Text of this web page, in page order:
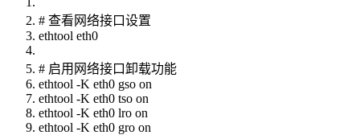
# 查看网络接口设置
ethtool eth0
# 启用网络接口卸载功能
ethtool -K eth0 gso on
ethtool -K eth0 tso on
ethtool -K eth0 lro on
ethtool -K eth0 gro on